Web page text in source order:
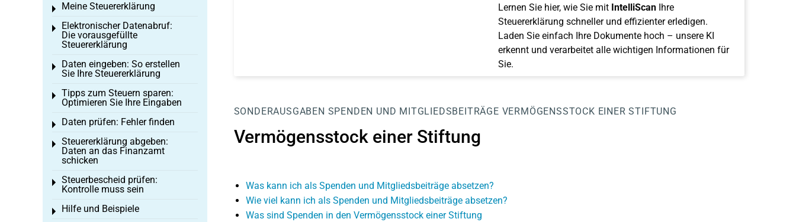
Lernen Sie hier, wie Sie mit IntelliScanIhre
Steuererklärung schneller und effizienter erledigen.
Laden Sie einfach Ihre Dokumente hoch – unsere KI
erkennt und verarbeitet alle wichtigen Informationen für
Sie.
SONDERAUSGABEN SPENDEN UND MITGLIEDSBEITRÄGE VERMÖGENSSTOCK EINER STIFTUNG
Vermögensstock einer Stiftung
Was kann ich als Spenden und Mitgliedsbeiträge absetzen?
Wie viel kann ich als Spenden und Mitgliedsbeiträge absetzen?
Was sind Spenden in den Vermögensstock einer Stiftung
Meine Steuererklärung
Toggle menu
Elektronischer Datenabruf:
Die vorausgefüllte
Steuererklärung
Toggle menu
Daten eingeben: So erstellen
Sie Ihre Steuererklärung
Toggle menu
Tipps zum Steuern sparen:
Optimieren Sie Ihre Eingaben
Toggle menu
Daten prüfen: Fehler finden
Toggle menu
Steuererklärung abgeben:
Daten an das Finanzamt
schicken
Toggle menu
Steuerbescheid prüfen:
Kontrolle muss sein
Toggle menu
Hilfe und Beispiele
Toggle menu